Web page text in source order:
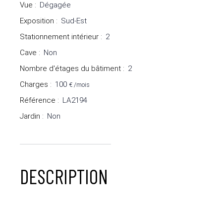
Vue : Dégagée
Exposition : Sud-Est
Stationnement intérieur : 2
Cave : Non
Nombre d'étages du bâtiment : 2
Charges : 100 € /mois
Référence : LA2194
Jardin : Non
DESCRIPTION